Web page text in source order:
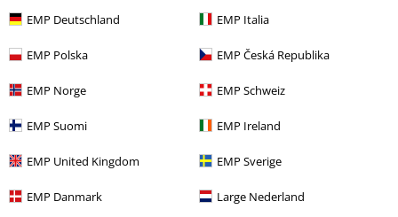
EMP Deutschland EMP Italia
EMP Polska EMP Česká Republika
EMP Norge EMP Schweiz
EMP Suomi EMP Ireland
EMP United Kingdom EMP Sverige
EMP Danmark Large Nederland
Trop court
Parfait
avis vérifié
Est-ce que ce commentaire vous a été utile ?
Commentaire